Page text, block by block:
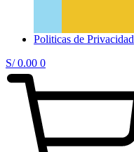
Politicas de Privacidad
S/0.00 0